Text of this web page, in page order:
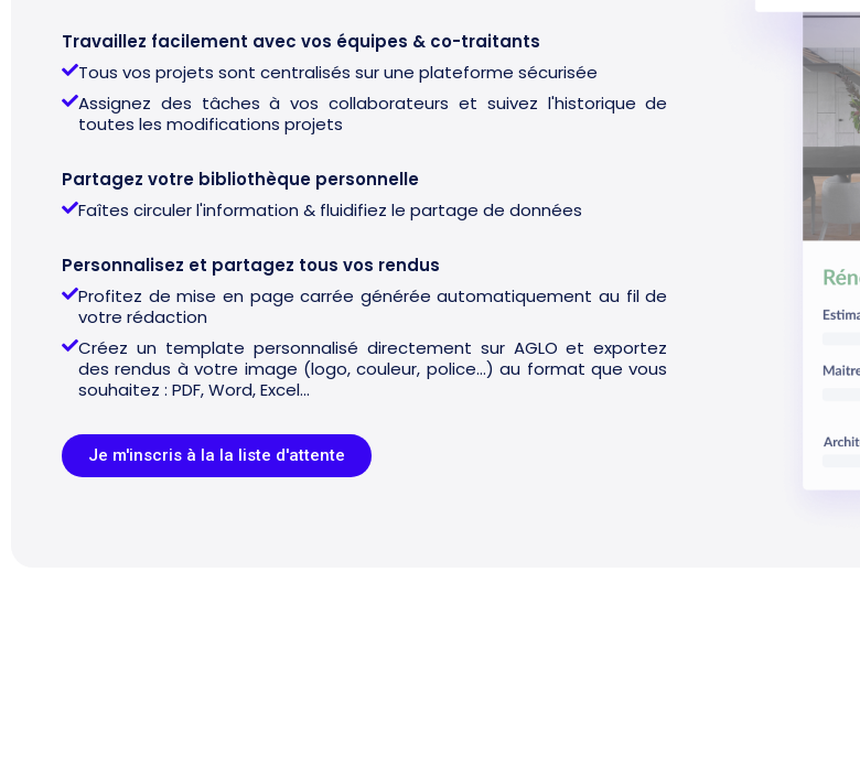
Travaillez facilement avec vos équipes & co-traitants
Tous vos projets sont centralisés sur une plateforme sécurisée
Assignez des tâches à vos collaborateurs et suivez l'historique de
toutes les modifications projets
Partagez votre bibliothèque personnelle
Faîtes circuler l'information & fluidifiez le partage de données
Personnalisez et partagez tous vos rendus
Profitez de mise en page carrée générée automatiquement au fil de
votre rédaction
Créez un template personnalisé directement sur AGLO et exportez
des rendus à votre image (logo, couleur, police...) au format que vous
souhaitez : PDF, Word, Excel...
Je m'inscris à la la liste d'attente